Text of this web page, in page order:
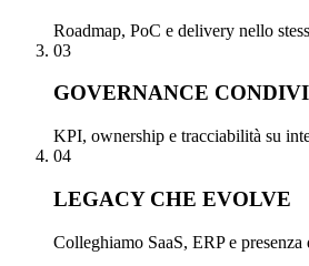
Roadmap, PoC e delivery nello
03
GOVERNANCE
KPI, ownership e tracciabilità su
04
LEGACY CHE EVOLVE
Colleghiamo SaaS, ERP e